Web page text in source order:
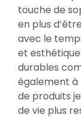
touche de
en plus
avec le
et
durables
également à
de produits
de vie plus